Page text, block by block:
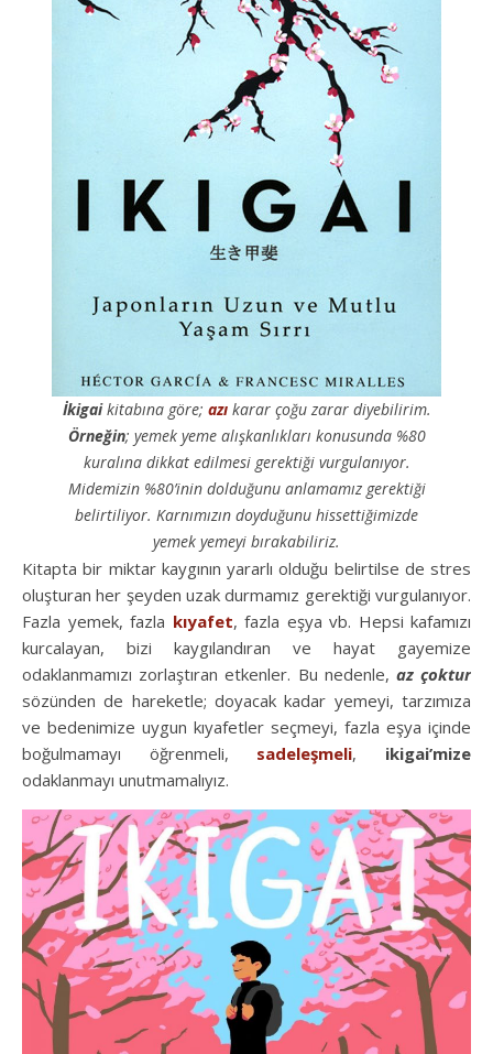
İkigaikitabına göre; azıkarar çoğu zarar diyebilirim.
Örneğin; yemek yeme alışkanlıkları konusunda %80
kuralına dikkat edilmesi gerektiği vurgulanıyor.
Midemizin %80’inin dolduğunu anlamamız gerektiği
belirtiliyor. Karnımızın doyduğunu hissettiğimizde
yemek yemeyi bırakabiliriz.
Kitapta bir miktar kaygının yararlı olduğu belirtilse de stres
oluşturan her şeyden uzak durmamız gerektiği vurgulanıyor.
Fazla yemek, fazla kıyafet, fazla eşya vb. Hepsi kafamızı
kurcalayan, bizi kaygılandıran ve hayat gayemize
odaklanmamızı zorlaştıran etkenler. Bu nedenle, az çoktur
sözünden de hareketle; doyacak kadar yemeyi, tarzımıza
ve bedenimize uygun kıyafetler seçmeyi, fazla eşya içinde
boğulmamayı öğrenmeli, sadeleşmeli, ikigai’mize
odaklanmayı unutmamalıyız.